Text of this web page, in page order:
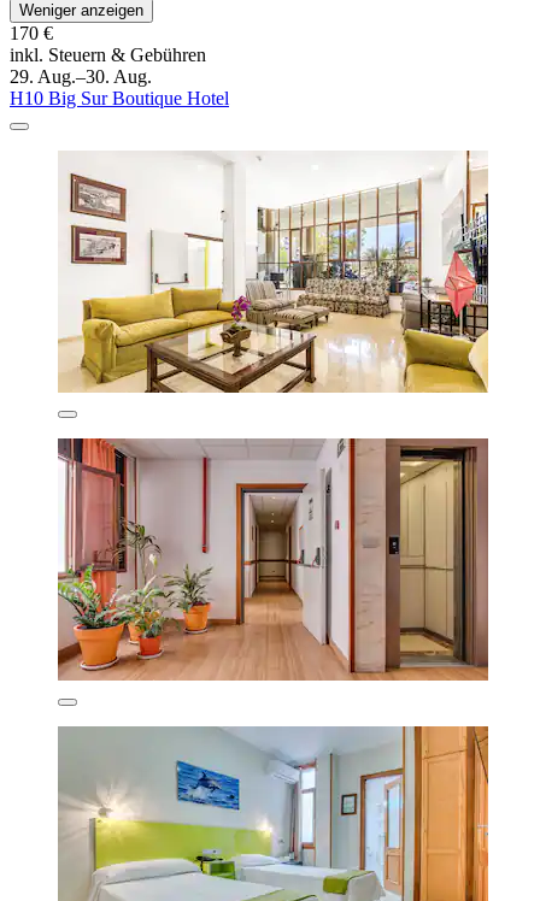
Weniger anzeigen
170 €
inkl. Steuern & Gebühren
29. Aug.–30. Aug.
H10 Big Sur Boutique Hotel